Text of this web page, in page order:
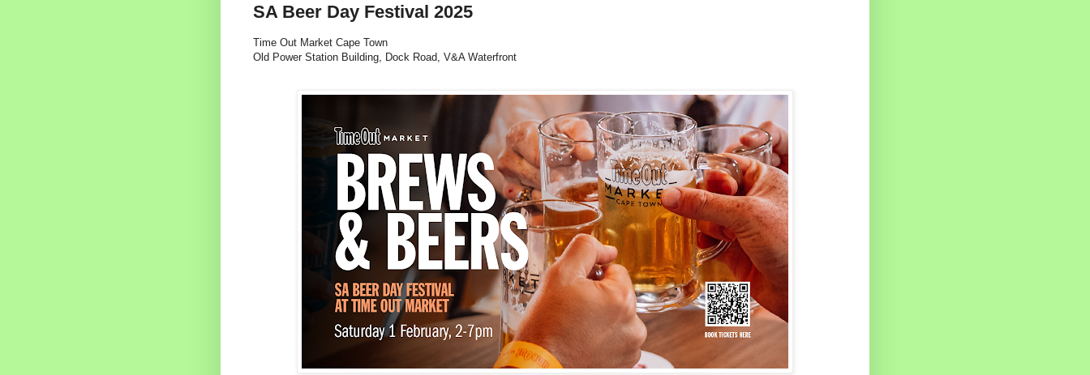
SA Beer Day Festival 2025
Time Out Market Cape Town
Old Power Station Building, Dock Road, V&A Waterfront